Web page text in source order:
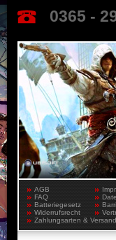
0365 -
AGB
FAQ
Batteriegesetz
Widerrufsrecht
Zahlungsarten &